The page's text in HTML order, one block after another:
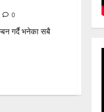
0
गर्दै भनेका सबै